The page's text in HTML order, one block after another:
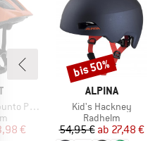
CE
Preis
€
MARKE
ALPINA
Artikel
Kid's Hackney
Produktgruppe
Radhelm
Preis
54,95 € reduzierter
ab 27,48 €
Rabatt
bis 50%